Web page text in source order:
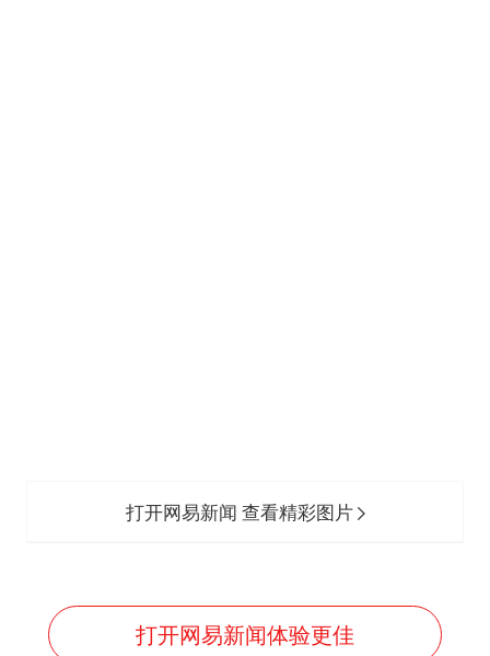
打开网易新闻 查看精彩图片
打开网易新闻体验更佳